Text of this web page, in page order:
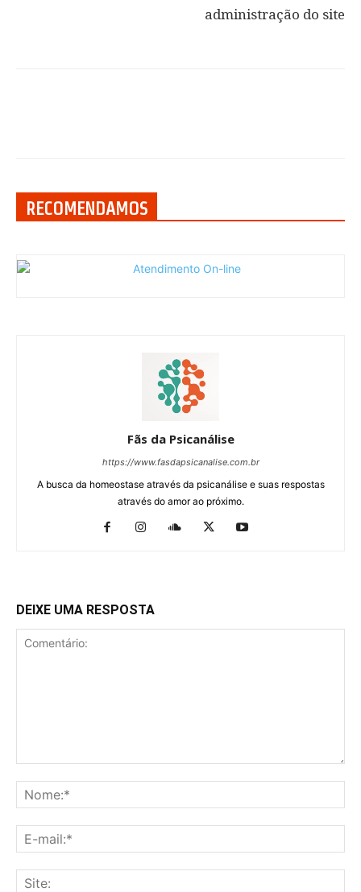
administração do site
RECOMENDAMOS
Fãs da Psicanálise
https://www.fasdapsicanalise.com.br
A busca da homeostase através da psicanálise e suas respostas
através do amor ao próximo.
DEIXE UMA RESPOSTA